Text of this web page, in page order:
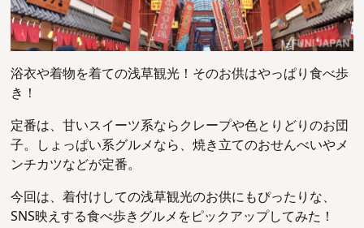
浴衣や着物を着ての浅草観光！そのお供はやっぱり食べ歩
き！
定番は、甘いスイーツ系ならクレープや色とりどりのお団
子。しょっぱい系グルメなら、焼き立てのおせんべいやメ
ンチカツなどが定番。
今回は、着付けしての浅草観光のお供にもぴったりな、
SNS映えする食べ歩きグルメをピックアップしてみた ！